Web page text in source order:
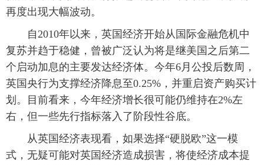
再度出现大幅波动。
自2010年以来，英国经济开始从国际金融危机中
复苏并趋于稳健，曾被广泛认为将是继美国之后第二
个启动加息的主要发达经济体。今年6月公投后数周，
英国央行为支撑经济降息至0.25%，并重启资产购买计
划。目前看来，今年经济增长很可能仍维持在2%左
右，但一些先行指标落入了阶段性谷底。
从英国经济表现看，如果选择“硬脱欧”这一模
式，无疑可能对英国经济造成损害，将使经济成本提